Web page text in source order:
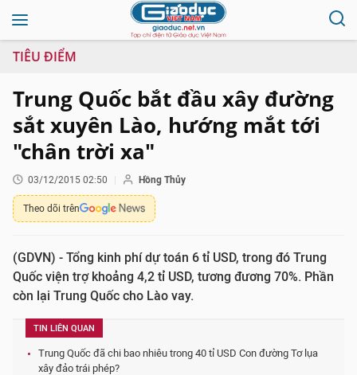
TIÊU ĐIỂM
Trung Quốc bắt đầu xây đường
sắt xuyên Lào, hướng mắt tới
"chân trời xa"
03/12/2015 02:50 Hồng Thủy
Theo dõi trên
(GDVN) - Tổng kinh phí dự toán 6 tỉ USD, trong đó Trung
Quốc viện trợ khoảng 4,2 tỉ USD, tương đương 70%. Phần
còn lại Trung Quốc cho Lào vay.
TIN LIÊN QUAN
Trung Quốc đã chi bao nhiêu trong 40 tỉ USD Con đường Tơ lụa
xây đảo trái phép?